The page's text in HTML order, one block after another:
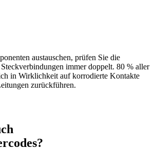
austauschen, prüfen Sie die
immer doppelt. 80 % aller
in Wirklichkeit auf korrodierte Kontakte
zurückführen.